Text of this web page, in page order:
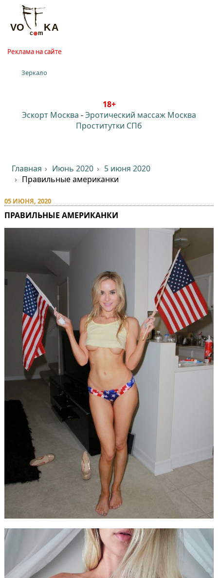
Реклама на сайте
Зеркало
18+
Эскорт Москва -Эротический массаж Москва
Проститутки СПб
Главная Июнь 2020
5 июня 2020
Правильные американки
05 ИЮНЯ, 2020
ПРАВИЛЬНЫЕ АМЕРИКАНКИ